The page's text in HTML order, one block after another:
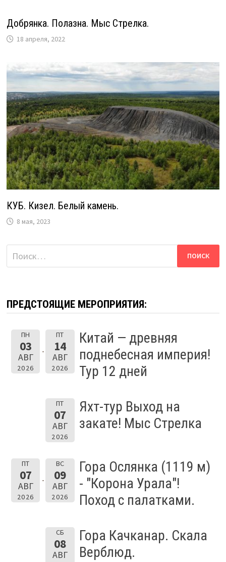
Добрянка. Полазна. Мыс Стрелка.
18 апреля, 2022
КУБ. Кизел. Белый камень.
8 мая, 2023
Найти:
ПРЕДСТОЯЩИЕ МЕРОПРИЯТИЯ:
ПН
03
АВГ
2026
ПТ
14
АВГ
2026
Китай — древняя
поднебесная империя!
Тур 12 дней
ПТ
07
АВГ
2026
Яхт-тур Выход на
закате! Мыс Стрелка
ПТ
07
АВГ
2026
ВС
09
АВГ
2026
Гора Ослянка (1119 м)
- "Корона Урала"!
Поход с палатками.
СБ
08
АВГ
Гора Качканар. Скала
Верблюд.